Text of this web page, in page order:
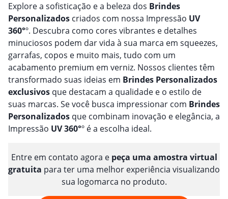
Explore a sofisticação e a beleza dos Brindes
Personalizados criados com nossa Impressão UV
360°º. Descubra como cores vibrantes e detalhes
minuciosos podem dar vida à sua marca em squeezes,
garrafas, copos e muito mais, tudo com um
acabamento premium em verniz. Nossos clientes têm
transformado suas ideias em Brindes Personalizados
exclusivos que destacam a qualidade e o estilo de
suas marcas. Se você busca impressionar com Brindes
Personalizados que combinam inovação e elegância, a
Impressão UV 360°º é a escolha ideal.
Entre em contato agora e peça uma amostra virtual
gratuita para ter uma melhor experiência visualizando
sua logomarca no produto.